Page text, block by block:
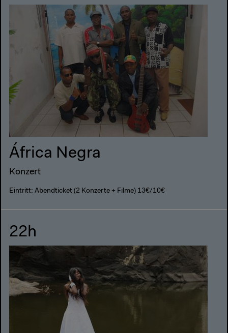
África Negra
Konzert
Eintritt: Abendticket (2 Konzerte + Filme) 13€/10€
22h